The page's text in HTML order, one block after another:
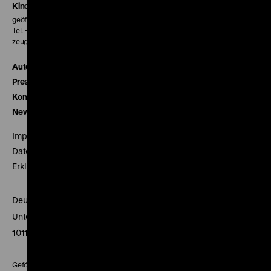
Kinokasse
geöffnet 30 Minuten vor Beginn der ersten Vorstellung
Tel. + 49 30 20304-770
zeughauskino@dhm.de
Autor*innen
Presse
Kontakt
Newsletter
Impressum
Datenschutz
Erklärung digitale Barrierefreiheit
Deutsches Historisches Museum
Unter den Linden 2
10117 Berlin
Gefördert mit Mitteln des Beauftragten der Bundesregierung für